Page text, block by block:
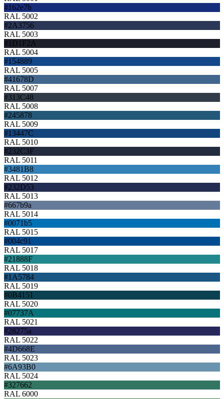
#162e7b
RAL 5002
#2A3756
RAL 5003
#1D1F2A
RAL 5004
#154889
RAL 5005
#41678D
RAL 5007
#313C48
RAL 5008
#245878
RAL 5009
#13447C
RAL 5010
#232C3F
RAL 5011
#3481B8
RAL 5012
#232D53
RAL 5013
#667b9a
RAL 5014
#0071b5
RAL 5015
#004c91
RAL 5017
#21888F
RAL 5018
#1A5784
RAL 5019
#0B4151
RAL 5020
#07737A
RAL 5021
#28275a
RAL 5022
#4D668E
RAL 5023
#6A93B0
RAL 5024
#327662
RAL 6000